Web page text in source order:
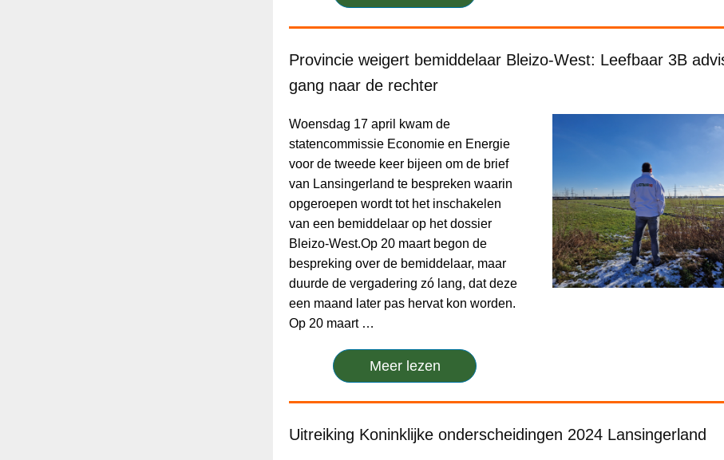
Provincie weigert bemiddelaar Bleizo-West: Leefbaar 3B
gang naar de rechter
Woensdag 17 april kwam de
statencommissie Economie en Energie
voor de tweede keer bijeen om de brief
van Lansingerland te bespreken waarin
opgeroepen wordt tot het inschakelen
van een bemiddelaar op het dossier
Bleizo-West.Op 20 maart begon de
bespreking over de bemiddelaar, maar
duurde de vergadering zó lang, dat deze
een maand later pas hervat kon worden.
Op 20 maart …
Meer lezen
Uitreiking Koninklijke onderscheidingen 2024 Lansingerland